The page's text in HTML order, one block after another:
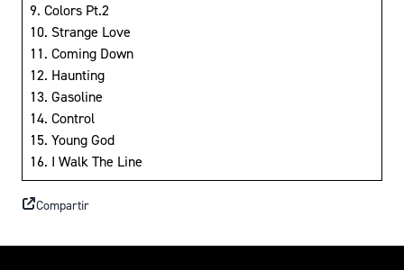
9. Colors Pt.2
10. Strange Love
11. Coming Down
12. Haunting
13. Gasoline
14. Control
15. Young God
16. I Walk The Line
Compartir